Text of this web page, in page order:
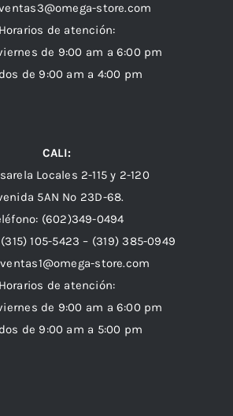
store.com
Horarios de atención:
de 9:00 am a 6:00 pm
de 9:00 am a 4:00 pm
CALI:
Locales 2-115 y 2-120
5AN Nº 23D-68.
(602)349-0494
(315) 105-5423 – (319) 385-0949
ventas1@omega-store.com
Horarios de atención:
de 9:00 am a 6:00 pm
de 9:00 am a 5:00 pm